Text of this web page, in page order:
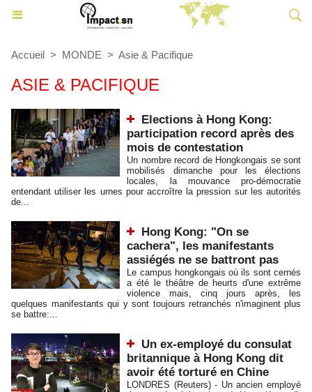
Accueil > MONDE > Asie & Pacifique
ASIE & PACIFIQUE
Elections à Hong Kong:
participation record après des
mois de contestation
Un nombre record de Hongkongais se sont
mobilisés dimanche pour les élections
locales, la mouvance pro-démocratie
entendant utiliser les urnes pour accroître la pression sur les autorités
de...
Hong Kong: "On se
cachera", les manifestants
assiégés ne se battront pas
Le campus hongkongais où ils sont cernés
a été le théâtre de heurts d'une extrême
violence mais, cinq jours après, les
quelques manifestants qui y sont toujours retranchés n'imaginent plus
se battre:...
Un ex-employé du consulat
britannique à Hong Kong dit
avoir été torturé en Chine
LONDRES (Reuters) - Un ancien employé